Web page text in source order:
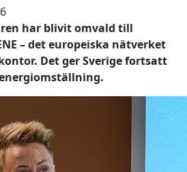
har blivit omvald till
– det europeiska nätverket
Det ger Sverige fortsatt